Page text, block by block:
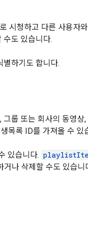
시청하고 다른 사용자
수도 있습니다.
별하기도 합니다.
룹 또는 회사의 동영상
목록 ID를 가져올 수 있
있습니다.
나 삭제할 수도 있습니